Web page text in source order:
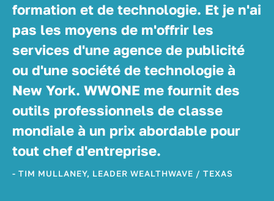
formation et de technologie. Et je n'ai
pas les moyens de m'offrir les
services d'une agence de publicité
ou d'une société de technologie à
New York. WWONE me fournit des
outils professionnels de classe
mondiale à un prix abordable pour
tout chef d'entreprise.
- TIM MULLANEY, LEADER WEALTHWAVE / TEXAS